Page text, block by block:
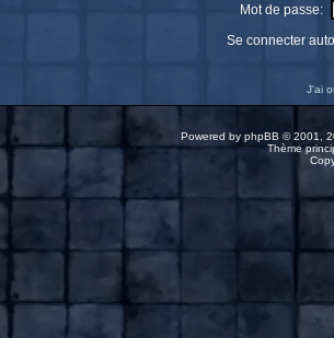
Mot de passe:
Se connecter
J'ai
Powered by phpBB © 2001,
Thème